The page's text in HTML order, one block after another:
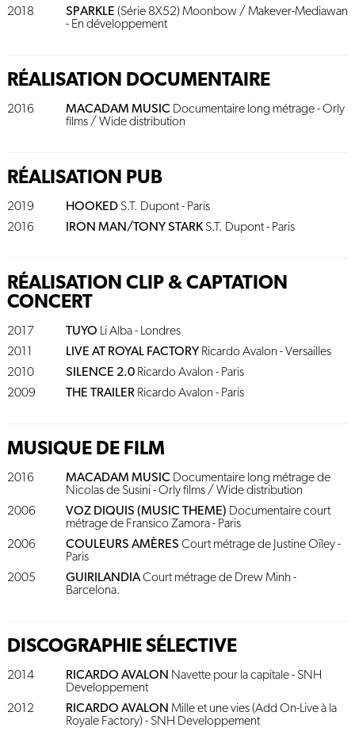
2018
SPARKLE (Série 8X52) Moonbow / Makever-Mediawan
- En développement
RÉALISATION DOCUMENTAIRE
2016 MACADAM MUSIC Documentaire long métrage - Orly
films / Wide distribution
RÉALISATION PUB
2019 HOOKEDS.T. Dupont - Paris
2016
IRON MAN/TONY STARKS.T. Dupont - Paris
RÉALISATION CLIP & CAPTATION
CONCERT
2017 TUYO Li Alba - Londres
2011
LIVE AT ROYAL FACTORYRicardo Avalon - Versailles
2010
SILENCE 2.0Ricardo Avalon - Paris
2009
THE TRAILERRicardo Avalon - Paris
MUSIQUE DE FILM
2016 MACADAM MUSIC Documentaire long métrage de
Nicolas de Susini - Orly films / Wide distribution
2006
VOZ DIQUIS (MUSIC THEME) Documentaire court
métrage de Fransico Zamora - Paris
2006
COULEURS AMÈRES Court métrage de Justine Oïley -
Paris
2005
GUIRILANDIACourt métrage de Drew Minh -
Barcelona.
DISCOGRAPHIE SÉLECTIVE
2014 RICARDO AVALON Navette pour la capitale - SNH
Developpement
2012
RICARDO AVALON Mille et une vies (Add On-Live à la
Royale Factory) - SNH Developpement